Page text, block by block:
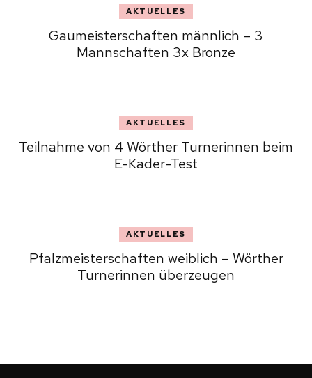
AKTUELLES
Gaumeisterschaften männlich – 3
Mannschaften 3x Bronze
AKTUELLES
Teilnahme von 4 Wörther Turnerinnen beim
E-Kader-Test
AKTUELLES
Pfalzmeisterschaften weiblich – Wörther
Turnerinnen überzeugen